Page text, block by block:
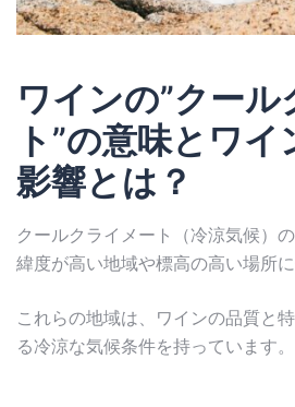
ワインの”クー
ト”の意味とワ
影響とは？
クールクライメート（冷涼気候）
緯度が高い地域や標高の高い場所に
これらの地域は、ワインの品質と
る冷涼な気候条件を持っています。